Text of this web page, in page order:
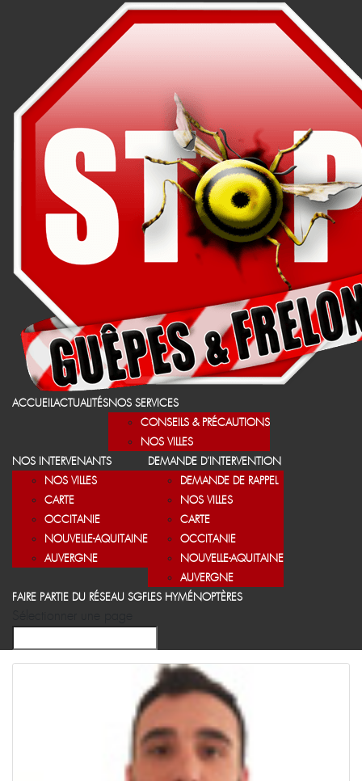
ACCUEILACTUALITÉSNOS SERVICES
CONSEILS & PRÉCAUTIONS
NOS VILLES
NOS INTERVENANTS
NOS VILLES
CARTE
OCCITANIE
NOUVELLE-AQUITAINE
AUVERGNE
DEMANDE D’INTERVENTION
DEMANDE DE RAPPEL
NOS VILLES
CARTE
OCCITANIE
NOUVELLE-AQUITAINE
AUVERGNE
FAIRE PARTIE DU RÉSEAU SGFLES HYMÉNOPTÈRES